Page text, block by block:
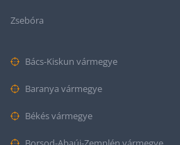
Zsebóra
Bács-Kiskun vármegye
Baranya vármegye
Békés vármegye